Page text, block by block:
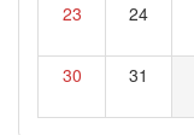
23 24
30 31